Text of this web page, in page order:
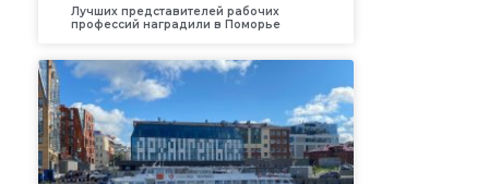
Лучших представителей рабочих
профессий наградили в Поморье